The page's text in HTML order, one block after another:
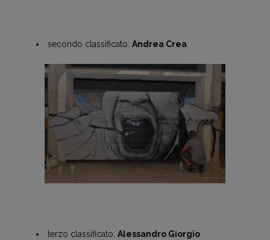
secondo classificato: Andrea Crea
terzo classificato: Alessandro Giorgio